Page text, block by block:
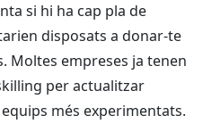
si hi ha cap pla de
disposats a donar-te
Moltes empreses ja tenen
per actualitzar
més experimentats.